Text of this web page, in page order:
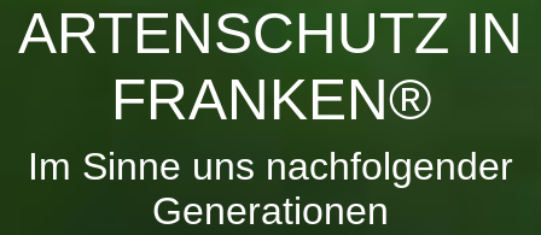
ARTENSCHUTZ IN
FRANKEN®
Im Sinne uns nachfolgender
Generationen